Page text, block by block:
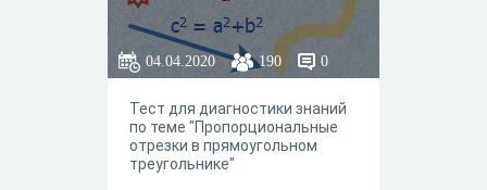
04.04.2020 190 0
Тест для диагностики знаний
по теме "Пропорциональные
отрезки в прямоугольном
треугольнике"